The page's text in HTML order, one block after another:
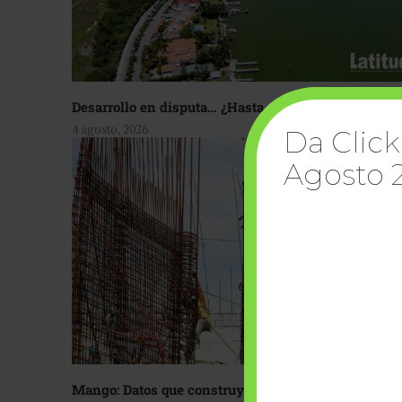
Desarrollo en disputa… ¿Hasta dónde crecer?
4 agosto, 2026
Mango: Datos que construyen confianza
Da
Agosto